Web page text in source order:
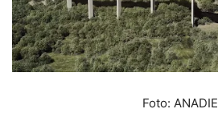
Foto: ANADIE